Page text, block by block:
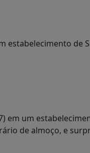
um
de almoço, e